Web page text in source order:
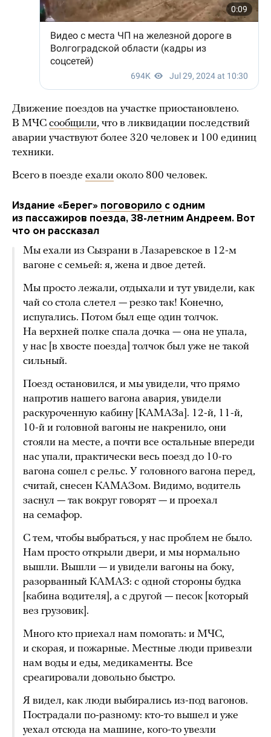
Движение поездов на участке приостановлено.
В МЧС сообщили, что в ликвидации последствий
аварии участвуют более 320 человек и 100 единиц
техники.
Всего в поезде ехали около 800 человек.
Издание «Берег» поговорило с одним
из пассажиров поезда, 38-летним Андреем. Вот
что он рассказал
Мы ехали из Сызрани в Лазаревское в 12-м
вагоне с семьей: я, жена и двое детей.
Мы просто лежали, отдыхали и тут увидели, как
чай со стола слетел — резко так! Конечно,
испугались. Потом был еще один толчок.
На верхней полке спала дочка — она не упала,
у нас [в хвосте поезда] толчок был уже не такой
сильный.
Поезд остановился, и мы увидели, что прямо
напротив нашего вагона авария, увидели
раскуроченную кабину [КАМАЗа]. 12-й, 11-й,
10-й и головной вагоны не накренило, они
стояли на месте, а почти все остальные впереди
нас упали, практически весь поезд до 10-го
вагона сошел с рельс. У головного вагона перед,
считай, снесен КАМАЗом. Видимо, водитель
заснул — так вокруг говорят — и проехал
на семафор.
С тем, чтобы выбраться, у нас проблем не было.
Нам просто открыли двери, и мы нормально
вышли. Вышли — и увидели вагоны на боку,
разорванный КАМАЗ: с одной стороны будка
[кабина водителя], а с другой — песок [который
вез грузовик].
Много кто приехал нам помогать: и МЧС,
и скорая, и пожарные. Местные люди привезли
нам воды и еды, медикаменты. Все
среагировали довольно быстро.
Я видел, как люди выбирались из-под вагонов.
Пострадали по-разному: кто-то вышел и уже
уехал отсюда на машине, кого-то увезли